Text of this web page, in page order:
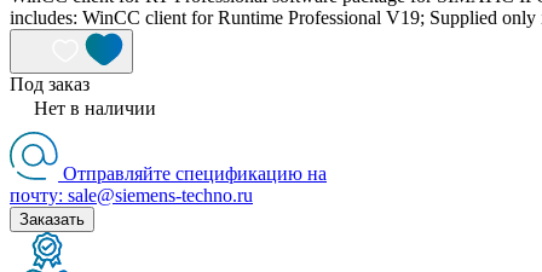
includes: WinCC client for Runtime Professional V19; Supplied only
Под заказ
Нет в наличии
Отправляйте спецификацию на
почту: sale@siemens-techno.ru
Заказать